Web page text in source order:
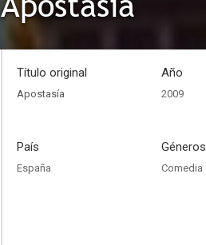
Título original
Apostasía
Año
2009
País
España
Géneros
Comedia